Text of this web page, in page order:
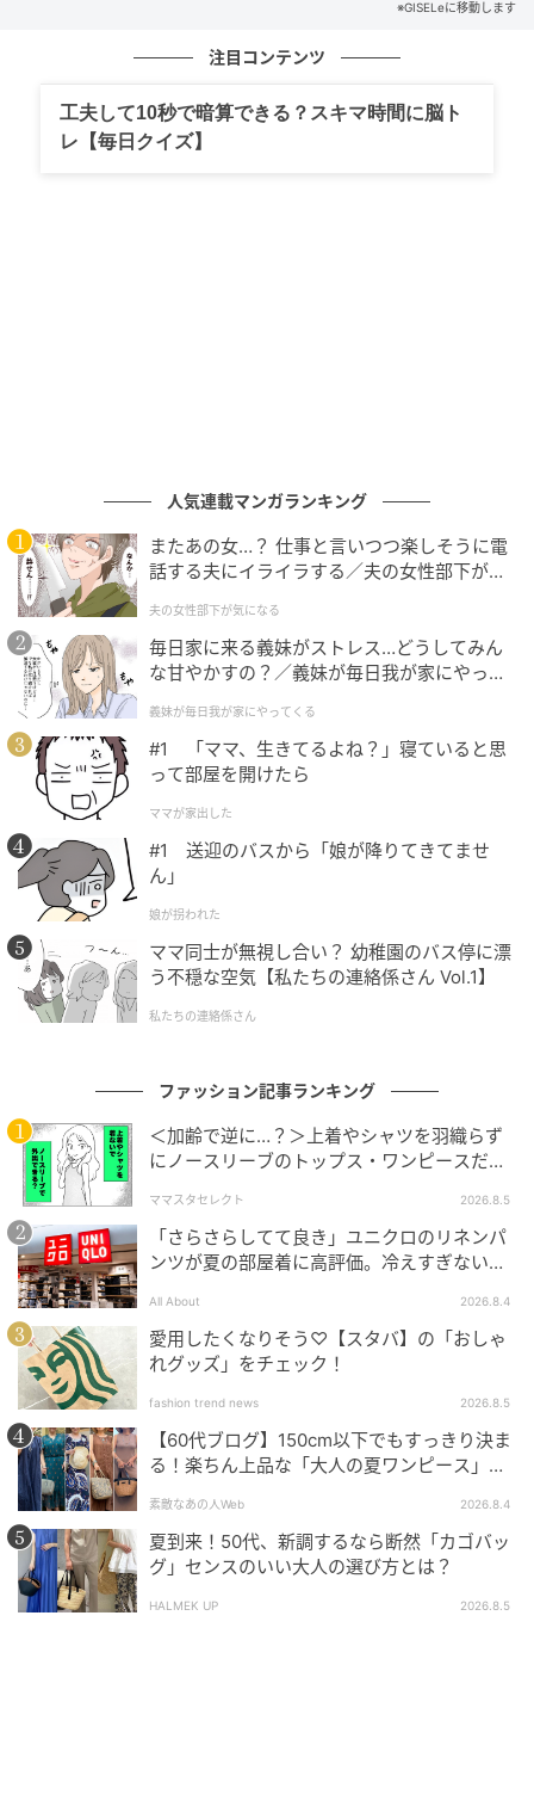
GREEN SUEDE個性がにじむグリーン×ぽって
りフォルム
バッグ（27×37.5×21） 86,900円／ジャンニ キアリー
ニ（ジャンニ キアリーニ 銀座店） グリーンもスエード
なら主張ひかえめ。
（バッグのプライスなど詳細へ）
≫【全19アイテムの一覧へ】「持ち方を変えられる」
柔らかくて大きいバッグ
※GISELeに移動します
注目コンテンツ
工夫して10秒で暗算できる？スキマ時間に脳ト
レ【毎日クイズ】
人気連載マンガランキング
またあの女…？ 仕事と言いつつ楽しそうに電
話する夫にイライラする／夫の女性部下が気
夫の女性部下が気になる
毎日家に来る義妹がストレス…どうしてみん
な甘やかすの？／義妹が毎日我が家にやって
が】
義妹が毎日我が家にやってくる
#1 「ママ、生きてるよね？」寝ていると思
って部屋を開けたら
ママが家出した
#1 送迎のバスから「娘が降りてきてませ
ん」
娘が拐われた
ママ同士が無視し合い？ 幼稚園のバス停に漂
う不穏な空気【私たちの連絡係さん Vol.1】
私たちの連絡係さん
ファッション記事ランキング
＜加齢で逆に…？＞上着やシャツを羽織らず
にノースリーブのトップス・ワンピースだけ
ママスタセレクト 2026.8.5
「さらさらしてて良き」ユニクロのリネンパ
ンツが夏の部屋着に高評価。冷えすぎない肌
All About 2026.8.4
愛用したくなりそう♡【スタバ】の「おしゃ
れグッズ」をチェック！
fashion trend news 2026.8.5
【60代ブログ】150cm以下でもすっきり決ま
る！楽ちん上品な「大人の夏ワンピース」コ
素敵なあの人Web 2026.8.4
夏到来！50代、新調するなら断然「カゴバッ
グ」センスのいい大人の選び方とは？
HALMEK UP 2026.8.5